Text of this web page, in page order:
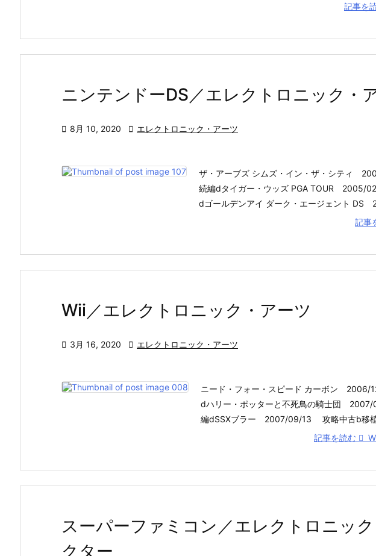
記事を
ニンテンドーDS／エレクトロニック・
 8月 10, 2020  エレクトロニック・アーツ
ザ・アーブズ シムズ・イン・ザ・シティ
続編dタイガー・ウッズ PGA TOUR 2005/
dゴールデンアイ ダーク・エージェント DS
記事
Wii／エレクトロニック・アーツ
 3月 16, 2020  エレクトロニック・アーツ
ニード・フォー・スピード カーボン
dハリー・ポッターと不死鳥の騎士団
編dSSXブラー 2007/09/13 攻略中古b移
記事を読む
スーパーファミコン／エレクトロニッ
クター